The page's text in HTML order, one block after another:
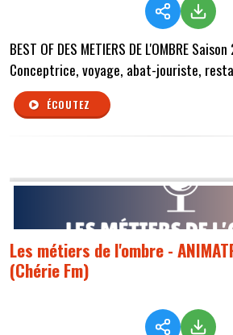
BEST OF DES METIERS DE L'OMBRE
Conceptrice, voyage, abat-jouriste,
ÉCOUTEZ
Les métiers de l'ombre -
(Chérie Fm)